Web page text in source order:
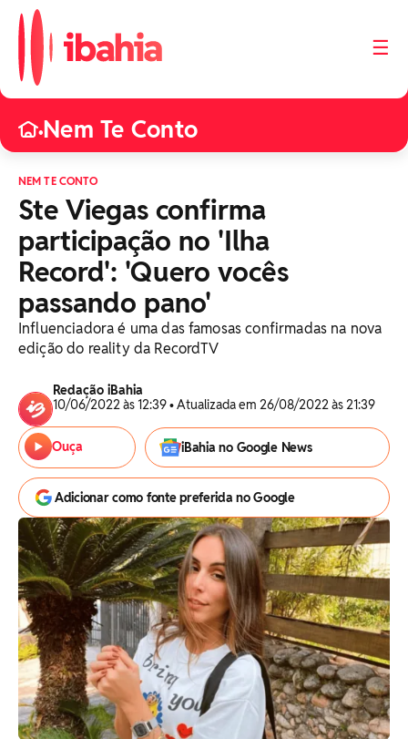
☰
•Nem Te Conto
NEM TE CONTO
Ste Viegas confirma
participação no 'Ilha
Record': 'Quero vocês
passando pano'
Influenciadora é uma das famosas confirmadas na nova
edição do reality da RecordTV
Redação iBahia
10/06/2022 às 12:39 • Atualizada em 26/08/2022 às 21:39
Ouça iBahia no Google News
Adicionar como fonte preferida no Google